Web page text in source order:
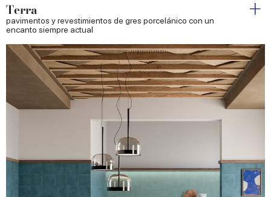
Terra
pavimentos y revestimientos de gres porcelánico con un
encanto siempre actual